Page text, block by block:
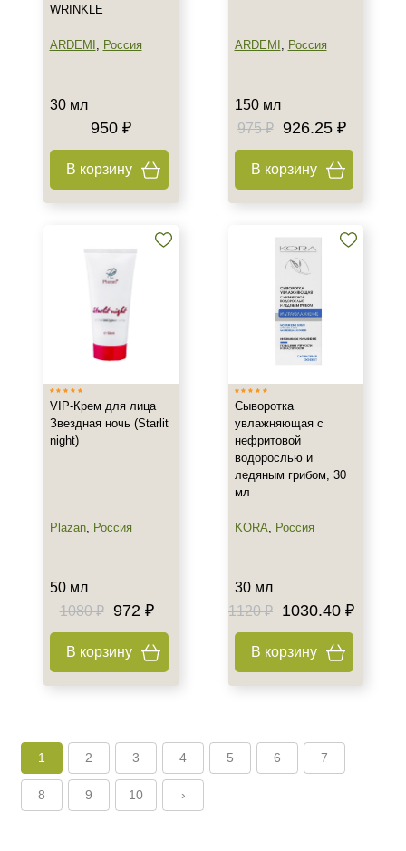
WRINKLE
ARDEMI , Россия
30 мл
950 ₽
В корзину
ARDEMI , Россия
150 мл
975 ₽
926.25 ₽
В корзину
VIP-Крем для лица
Звездная ночь (Starlit
night)
Plazan, Россия
50 мл
1080 ₽
972 ₽
В корзину
Сыворотка
увлажняющая с
нефритовой
водорослью и
ледяным грибом, 30
мл
KORA, Россия
30 мл
1120 ₽
1030.40 ₽
В корзину
1 2 3 4 5 6 7
8 9 10 ›